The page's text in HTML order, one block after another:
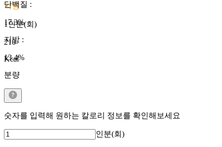
지방
1인분(회)
210
Kcal
단백질 :
17.3%
지방 :
13.4%
분량
숫자를 입력해 원하는 칼로리 정보를 확인해보세요
인분(회)